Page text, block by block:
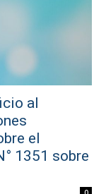
al
el
1351 sobre